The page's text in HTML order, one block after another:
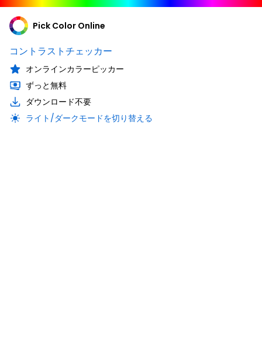
Pick Color Online
コントラストチェッカー
オンラインカラーピッカー
ずっと無料
ダウンロード不要
ライト/ダークモードを切り替える